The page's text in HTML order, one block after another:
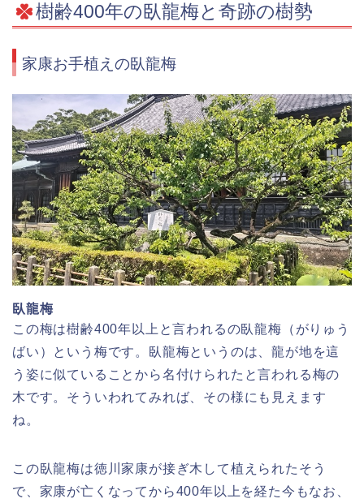
樹齢400年の臥龍梅と奇跡の樹勢
家康お手植えの臥龍梅
臥龍梅
この梅は樹齢400年以上と言われるの臥龍梅（がりゅう
ばい）という梅です。臥龍梅というのは、龍が地を這
う姿に似ていることから名付けられたと言われる梅の
木です。そういわれてみれば、その様にも見えます
ね。
この臥龍梅は徳川家康が接ぎ木して植えられたそう
で、家康が亡くなってから400年以上を経た今もなお、